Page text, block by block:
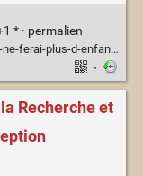
* · permalien
ferai-plus-d-enfants/
·
Recherche et